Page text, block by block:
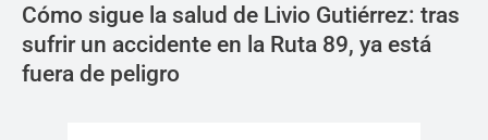
Cómo sigue la salud de Livio Gutiérrez: tras
sufrir un accidente en la Ruta 89, ya está
fuera de peligro